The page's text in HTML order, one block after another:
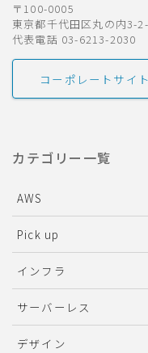
〒100-0005
東京都千代田区丸の内3-
代表電話 03-6213-2030
コーポレートサイト
カテゴリー一覧
AWS
Pick up
インフラ
サーバーレス
デザイン